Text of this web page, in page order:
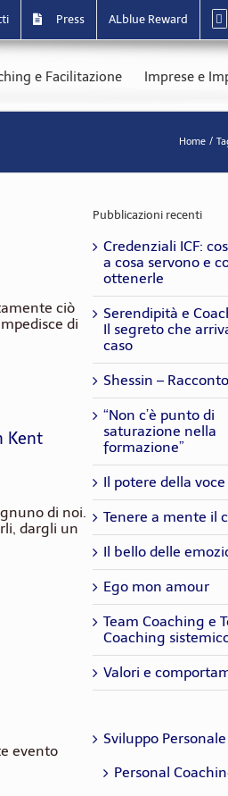
Press ALblue Reward
e Facilitazione Imprese e
Home
ciò
di
Kent
di noi.
dargli un
evento
Pubblicazioni recenti
Credenziali ICF:
a cosa servono e
ottenerle
Serendipità e
Il segreto che
caso
Shessin –
“Non c’è punto di
saturazione nella
formazione”
Il potere della voce
Tenere a mente il
Il bello delle
Ego mon amour
Team Coaching e
Coaching
Valori e
Sviluppo Personale
Personal